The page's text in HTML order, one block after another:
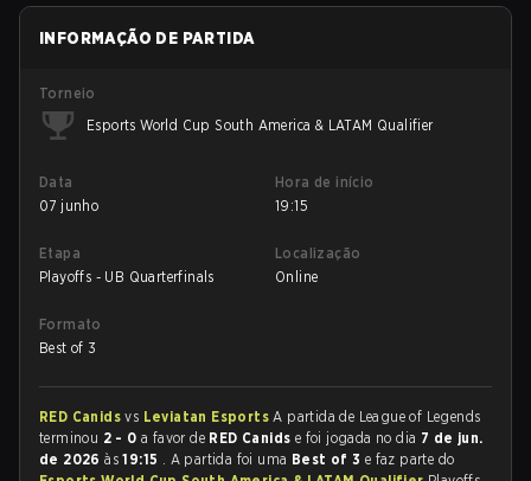
INFORMAÇÃO DE PARTIDA
Torneio
Esports World Cup South America & LATAM Qualifier
Data
07 junho
Hora de início
19:15
Etapa
Playoffs - UB Quarterfinals
Localização
Online
Formato
Best of 3
RED Canidsvs Leviatan EsportsA partida de League of Legends
terminou 2 - 0 a favor de RED Canids e foi jogada no dia 7 de jun.
de 2026às19:15 . A partida foi uma Best of 3 e faz parte do